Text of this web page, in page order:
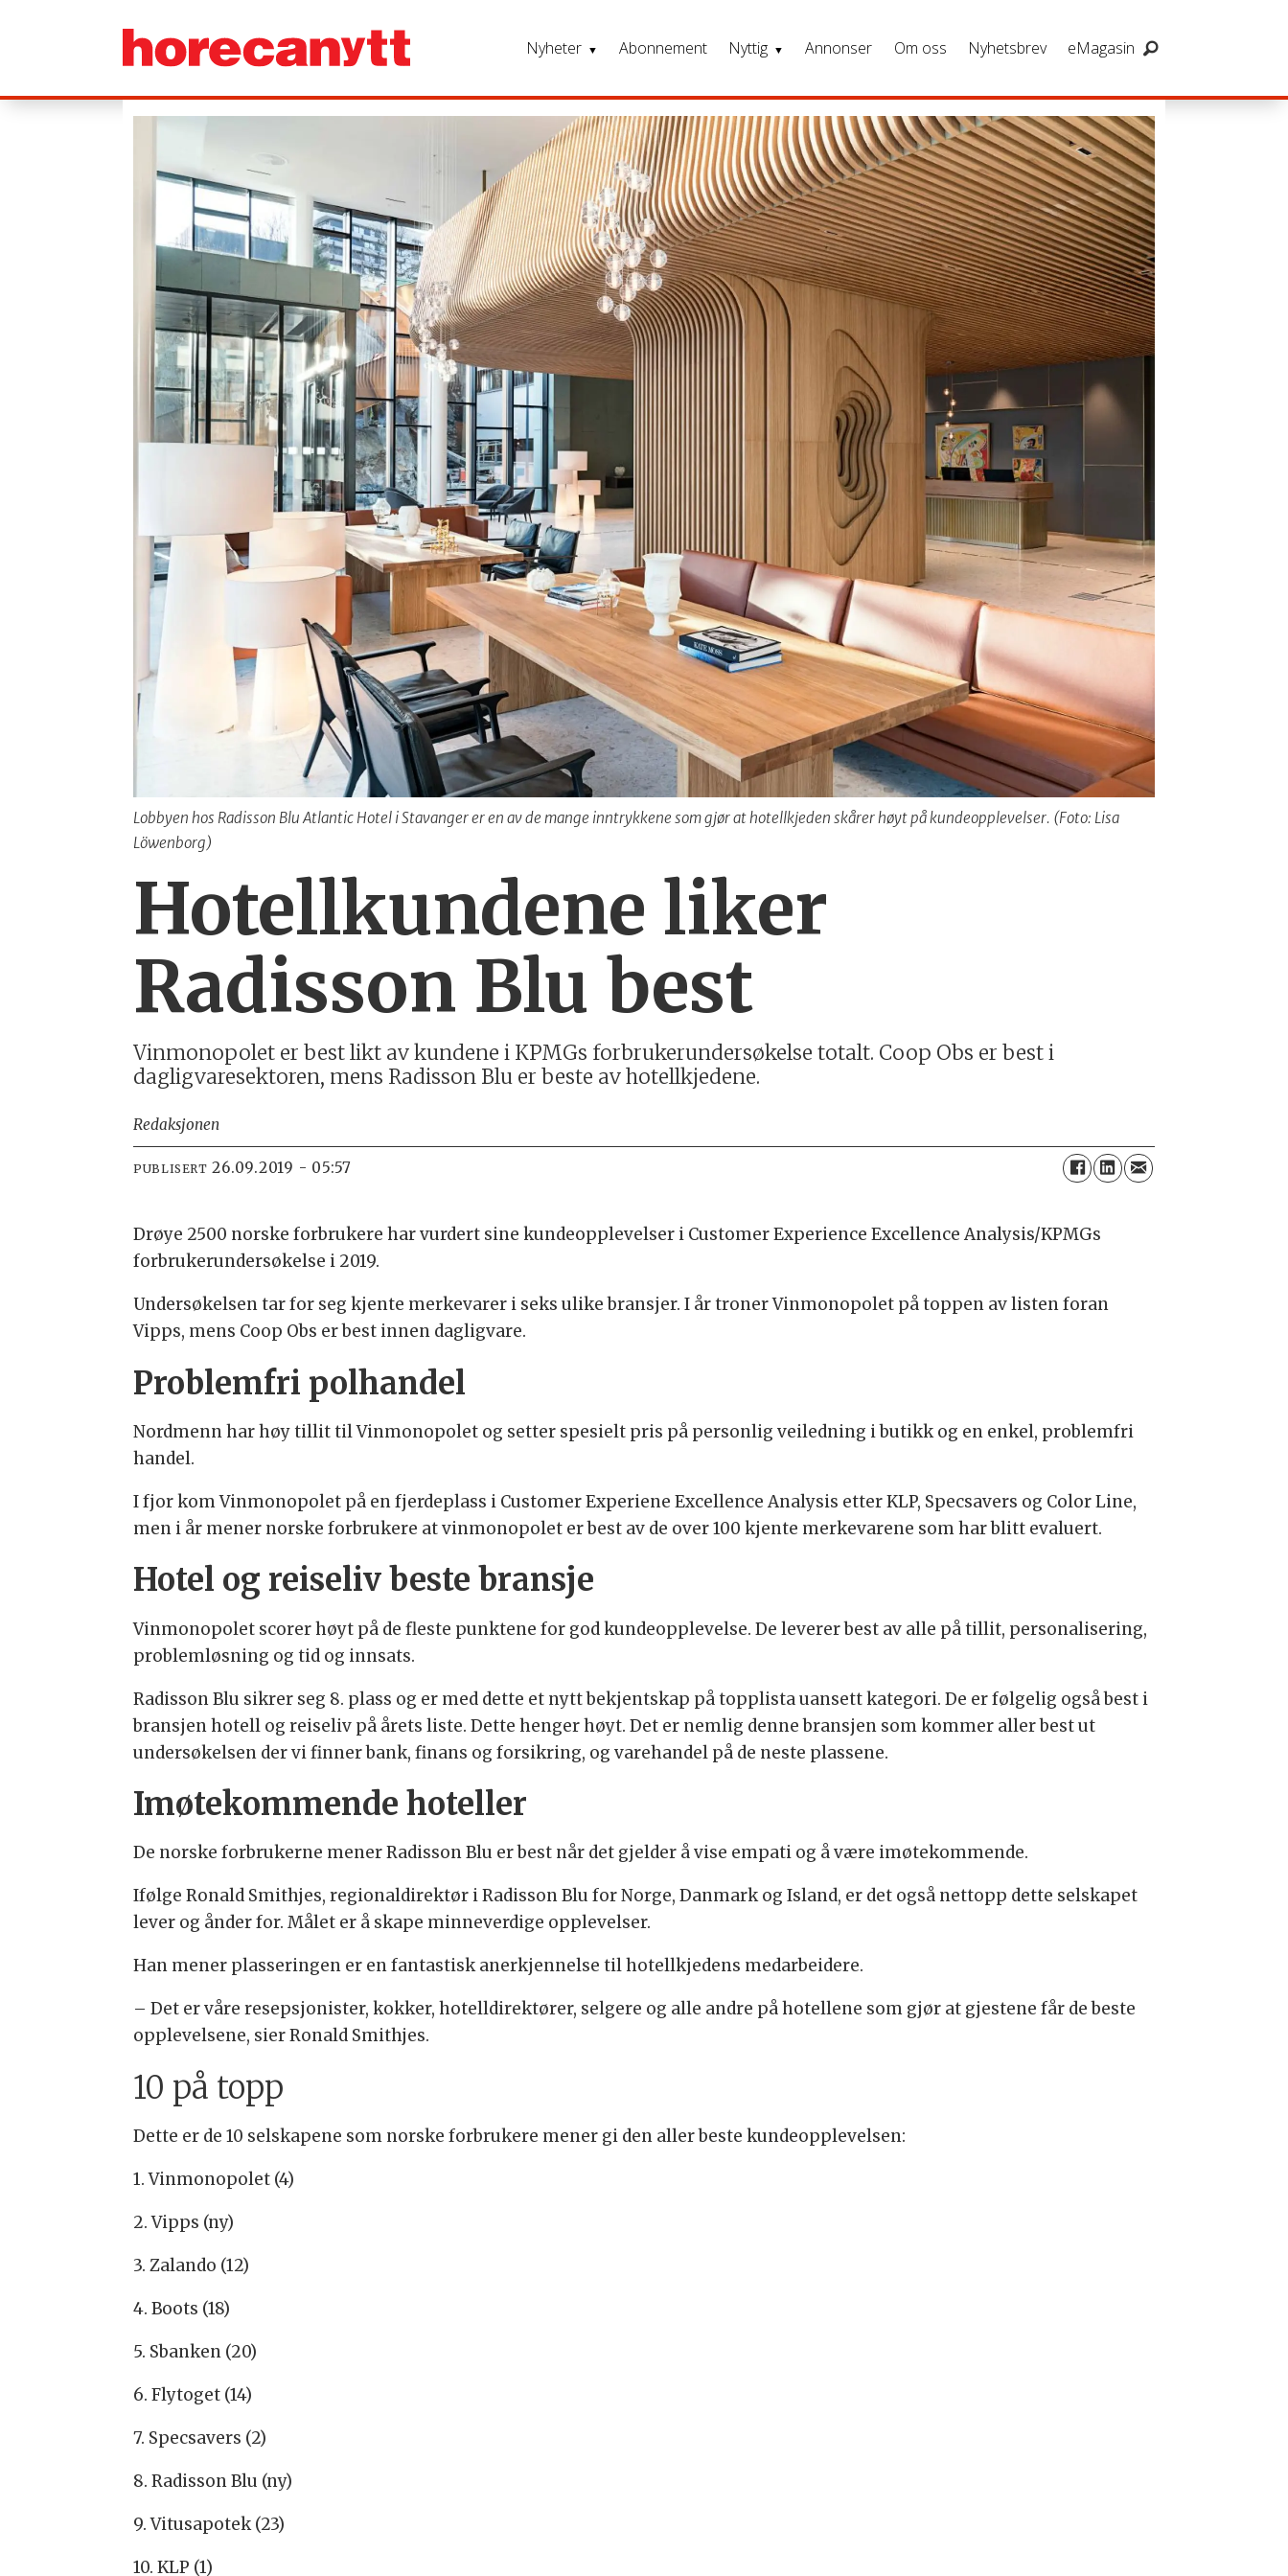
Nyheter Abonnement Nyttig Annonser Om oss Nyhetsbrev eMagasin
Lobbyen hos Radisson Blu Atlantic Hotel i Stavanger er en av de mange inntrykkene som gjør at hotellkjeden skårer høyt på kundeopplevelser. (Foto: Lisa
Löwenborg)
Hotellkundene liker
Radisson Blu best
Vinmonopolet er best likt av kundene i KPMGs forbrukerundersøkelse totalt. Coop Obs er best i
dagligvaresektoren, mens Radisson Blu er beste av hotellkjedene.
Redaksjonen
PUBLISERT 26.09.2019 - 05:57
Drøye 2500 norske forbrukere har vurdert sine kundeopplevelser i Customer Experience Excellence Analysis/KPMGs
forbrukerundersøkelse i 2019.
Undersøkelsen tar for seg kjente merkevarer i seks ulike bransjer. I år troner Vinmonopolet på toppen av listen foran
Vipps, mens Coop Obs er best innen dagligvare.
Problemfri polhandel
Nordmenn har høy tillit til Vinmonopolet og setter spesielt pris på personlig veiledning i butikk og en enkel, problemfri
handel.
I fjor kom Vinmonopolet på en fjerdeplass i Customer Experiene Excellence Analysis etter KLP, Specsavers og Color Line,
men i år mener norske forbrukere at vinmonopolet er best av de over 100 kjente merkevarene som har blitt evaluert.
Hotel og reiseliv beste bransje
Vinmonopolet scorer høyt på de fleste punktene for god kundeopplevelse. De leverer best av alle på tillit, personalisering,
problemløsning og tid og innsats.
Radisson Blu sikrer seg 8. plass og er med dette et nytt bekjentskap på topplista uansett kategori. De er følgelig også best i
bransjen hotell og reiseliv på årets liste. Dette henger høyt. Det er nemlig denne bransjen som kommer aller best ut
undersøkelsen der vi finner bank, finans og forsikring, og varehandel på de neste plassene.
Imøtekommende hoteller
De norske forbrukerne mener Radisson Blu er best når det gjelder å vise empati og å være imøtekommende.
Ifølge Ronald Smithjes, regionaldirektør i Radisson Blu for Norge, Danmark og Island, er det også nettopp dette selskapet
lever og ånder for. Målet er å skape minneverdige opplevelser.
Han mener plasseringen er en fantastisk anerkjennelse til hotellkjedens medarbeidere.
– Det er våre resepsjonister, kokker, hotelldirektører, selgere og alle andre på hotellene som gjør at gjestene får de beste
opplevelsene, sier Ronald Smithjes.
10 på topp
Dette er de 10 selskapene som norske forbrukere mener gi den aller beste kundeopplevelsen:
1. Vinmonopolet (4)
2. Vipps (ny)
3. Zalando (12)
4. Boots (18)
5. Sbanken (20)
6. Flytoget (14)
7. Specsavers (2)
8. Radisson Blu (ny)
9. Vitusapotek (23)
10. KLP (1)